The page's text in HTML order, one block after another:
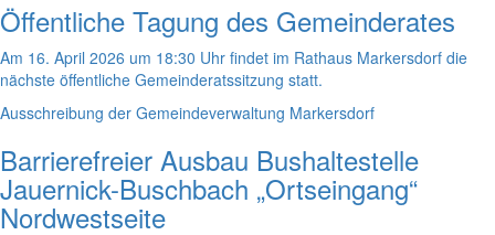
Öffentliche Tagung des Gemeinderates
Am 16. April 2026 um 18:30 Uhr findet im Rathaus Markersdorf die
nächste öffentliche Gemeinderatssitzung statt.
Ausschreibung der Gemeindeverwaltung Markersdorf
Barrierefreier Ausbau Bushaltestelle
Jauernick-Buschbach „Ortseingang“
Nordwestseite